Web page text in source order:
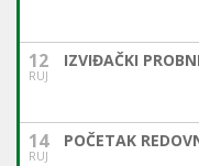
12
RUJ
IZVIĐAČKI
14
RUJ
POČETAK